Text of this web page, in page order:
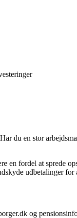
du en stor
en fordel at sprede
udbetalinger for
og